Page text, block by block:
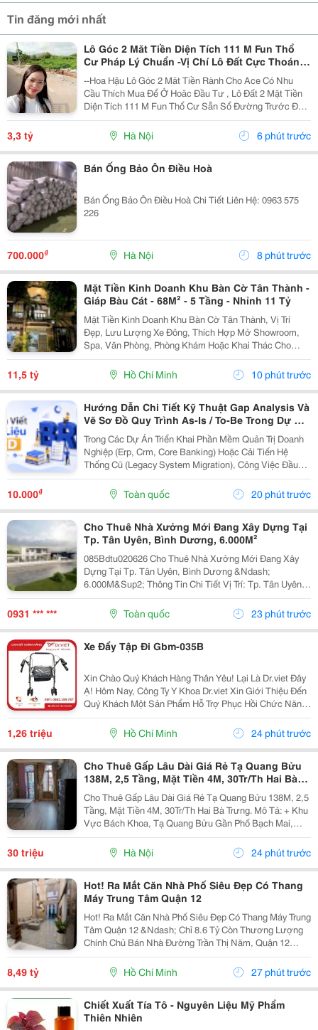
Tin đăng mới nhất
Lô Góc 2 Măt Tiền Diện Tích 111 M Fun Thổ
Cư Pháp Lý Chuẩn -Vị Chí Lô Đất Cực Thoáng
Mát ,Đất Nằm Mặt Đường Chục
--Hoa Hậu Lô Góc 2 Măt Tiền Rành Cho Ace Có Nhu
Cầu Thích Mua Để Ở Hoăc Đầu Tư , Lô Đất 2 Mặt Tiền
Diện Tích 111 M Fun Thổ Cư Sẫn Sổ Đường Trước Đất
Chuẩn Bị Đang Giải Nhựa Rộng 5,,5 M 2 Ô Tô Tránh
Nhau Vị Trí Đất Sát Trường Học Cấp 1 Thôn Thanh...
3,3 tỷ Hà Nội 6 phút trước
Bán Ống Bảo Ôn Điều Hoà
Bán Ống Bảo Ôn Điều Hoà Chi Tiết Liên Hệ: 0963 575
226
700.000₫ Hà Nội 8 phút trước
Mặt Tiền Kinh Doanh Khu Bàn Cờ Tân Thành -
Giáp Bàu Cát - 68M² - 5 Tầng - Nhỉnh 11 Tỷ
Mặt Tiền Kinh Doanh Khu Bàn Cờ Tân Thành, Vị Trí
Đẹp, Lưu Lượng Xe Đông, Thích Hợp Mở Showroom,
Spa, Văn Phòng, Phòng Khám Hoặc Khai Thác Cho
Thuê. Ưu Điểm Nổi Bật: Diện Tích: 68M&Sup2; Kết
Cấu: 4 Tầng + Sân Thượng 6 Phòng Ngủ Khép Kín...
11,5 tỷ Hồ Chí Minh 10 phút trước
Hướng Dẫn Chi Tiết Kỹ Thuật Gap Analysis Và
Vẽ Sơ Đồ Quy Trình As-Is / To-Be Trong Dự Án
Chuyển Đổi Số
Trong Các Dự Án Triển Khai Phần Mềm Quản Trị Doanh
Nghiệp (Erp, Crm, Core Banking) Hoặc Cải Tiến Hệ
Thống Cũ (Legacy System Migration), Công Việc Đầu
Tiên Và Quan Trọng Nhất Của It Ba Không Phải Là Nhảy
Vào Thiết Kế Ngay Tính Năng Mới. Thay Vào Đó,...
10.000₫ Toàn quốc 20 phút trước
Cho Thuê Nhà Xưởng Mới Đang Xây Dựng Tại
Tp. Tân Uyên, Bình Dương, 6.000M²
085Bdtu020626 Cho Thuê Nhà Xưởng Mới Đang Xây
Dựng Tại Tp. Tân Uyên, Bình Dương &Ndash;
6.000M&Sup2; Thông Tin Chi Tiết Vị Trí: Tp. Tân Uyên,
Bình Dương. Tổng Diện Tích Khuôn Viên Đất:
9.800M&Sup2; Diện Tích Sử Dụng Tổng Diện Tích Nhà
Xưởng:...
0931 *** *** Toàn quốc 23 phút trước
Xe Đẩy Tập Đi Gbm-035B
Xin Chào Quý Khách Hàng Thân Yêu! Lại Là Dr.viet Đây
Ạ! Hôm Nay, Công Ty Y Khoa Dr.viet Xin Giới Thiệu Đến
Quý Khách Một Sản Phẩm Hỗ Trợ Phục Hồi Chức Năng
Vô Cùng Tiện Lợi, Giúp Người Cao Tuổi, Người Bệnh
Và Người Gặp Khó Khăn Trong Vận Động Có...
1,26 triệu Hồ Chí Minh 24 phút trước
Cho Thuê Gấp Lâu Dài Giá Rẻ Tạ Quang Bửu
138M, 2,5 Tầng, Mặt Tiền 4M, 30Tr/Th Hai Bà
Trưng.
Cho Thuê Gấp Lâu Dài Giá Rẻ Tạ Quang Bửu 138M, 2,5
Tầng, Mặt Tiền 4M, 30Tr/Th Hai Bà Trưng. Mô Tả: + Khu
Vực Bách Khoa, Tạ Quang Bửu Gần Phố Bạch Mai,
Hơn 30 Nghìn Sinh Viên Các Trường Đại Học Tốp Đầu
Cả Nước Bách &Ndash; Kinh - Xây-Mở Kinh Doanh...
30 triệu Hà Nội 24 phút trước
Hot! Ra Mắt Căn Nhà Phố Siêu Đẹp Có Thang
Máy Trung Tâm Quận 12
Hot! Ra Mắt Căn Nhà Phố Siêu Đẹp Có Thang Máy Trung
Tâm Quận 12 &Ndash; Chỉ 8.6 Tỷ Còn Thương Lượng
Chính Chủ Bán Nhà Đường Trần Thị Năm, Quận 12
&Ndash; Vị Trí Đẹp, Khu Dân Cư Hiện Hữu, Tiện Ích Đầy
Đủ. Diện Tích: 4M &Times; 20M Nhà...
8,49 tỷ Hồ Chí Minh 27 phút trước
Chiết Xuất Tía Tô - Nguyên Liệu Mỹ Phẩm
Thiên Nhiên